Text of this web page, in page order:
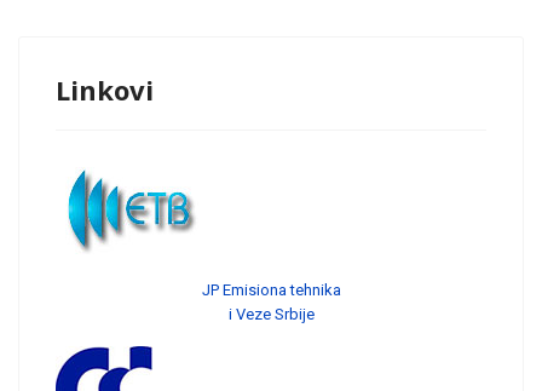
Linkovi
JP Emisiona tehnika
i Veze Srbije